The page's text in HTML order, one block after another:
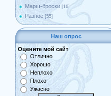
Марш-броски [16]
Разное [55]
Наш опрос
Оцените мой сайт
Отлично
Хорошо
Неплохо
Плохо
Ужасно